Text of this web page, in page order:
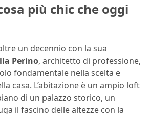
più chic che oggi
un decennio con la sua
Perino, architetto di professione,
fondamentale nella scelta e
casa. L’abitazione è un ampio loft
di un palazzo storico, un
il fascino delle altezze con la